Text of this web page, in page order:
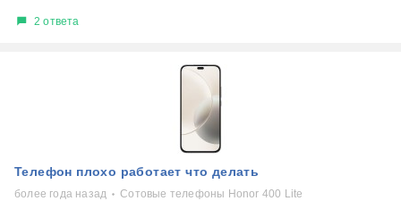
2 ответа
Телефон плохо работает что делать
более года назад Сотовые телефоны Honor 400 Lite